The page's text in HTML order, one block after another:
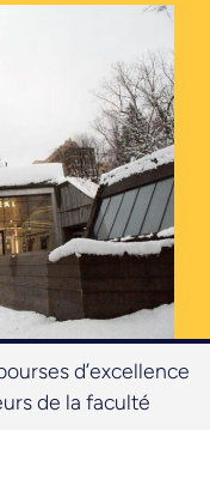
d’excellence
de la faculté